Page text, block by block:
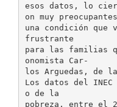
esos datos, lo
on muy
una condición que
frustrante
para las familias
onomista Car-
los Arguedas, de
Los datos del
o de la
pobreza, entre el